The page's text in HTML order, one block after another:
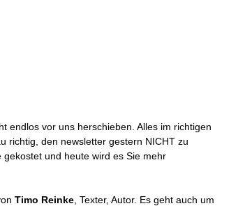
endlos vor uns herschieben. Alles im richtigen
richtig, den newsletter gestern NICHT zu
und heute wird es Sie mehr
Timo Reinke , Texter, Autor. Es geht auch um